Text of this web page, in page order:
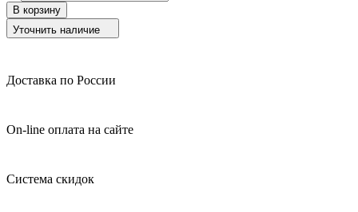
В корзину
Уточнить наличие
Доставка по России
On-line оплата на сайте
Система скидок